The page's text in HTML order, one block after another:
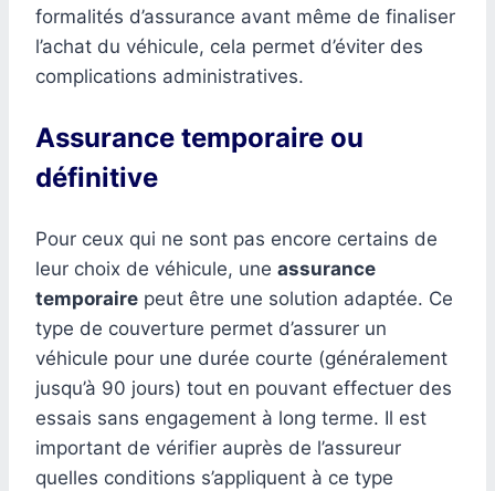
formalités d’assurance avant même de finaliser
l’achat du véhicule, cela permet d’éviter des
complications administratives.
Assurance temporaire ou
définitive
Pour ceux qui ne sont pas encore certains de
leur choix de véhicule, une assurance
temporaire peut être une solution adaptée. Ce
type de couverture permet d’assurer un
véhicule pour une durée courte (généralement
jusqu’à 90 jours) tout en pouvant effectuer des
essais sans engagement à long terme. Il est
important de vérifier auprès de l’assureur
quelles conditions s’appliquent à ce type